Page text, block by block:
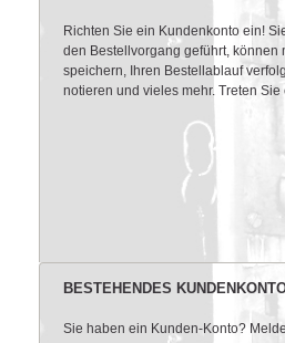
Richten Sie ein Kundenkonto ein!
den Bestellvorgang geführt, können
speichern, Ihren Bestellablauf
notieren und vieles mehr. Treten Sie
BESTEHENDES
Sie haben ein Kunden-Konto?